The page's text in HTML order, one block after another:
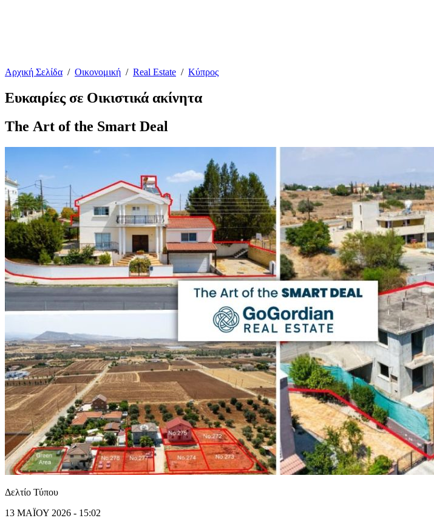
Αρχική Σελίδα / Οικονομική / Real Estate / Κύπρος
Ευκαιρίες σε Οικιστικά ακίνητα
The Αrt of the Smart Deal
Δελτίο Τύπου
13 ΜΑΪΟΥ 2026 - 15:02